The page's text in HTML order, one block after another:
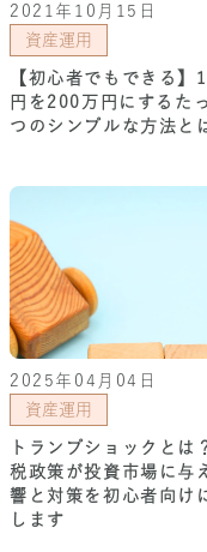
2021年10月15日
資産運用
【初心者でもできる】
円を200万円にするた
つのシンプルな方法と
2025年04月04日
資産運用
トランプショックとは
税政策が投資市場に与
響と対策を初心者向け
します